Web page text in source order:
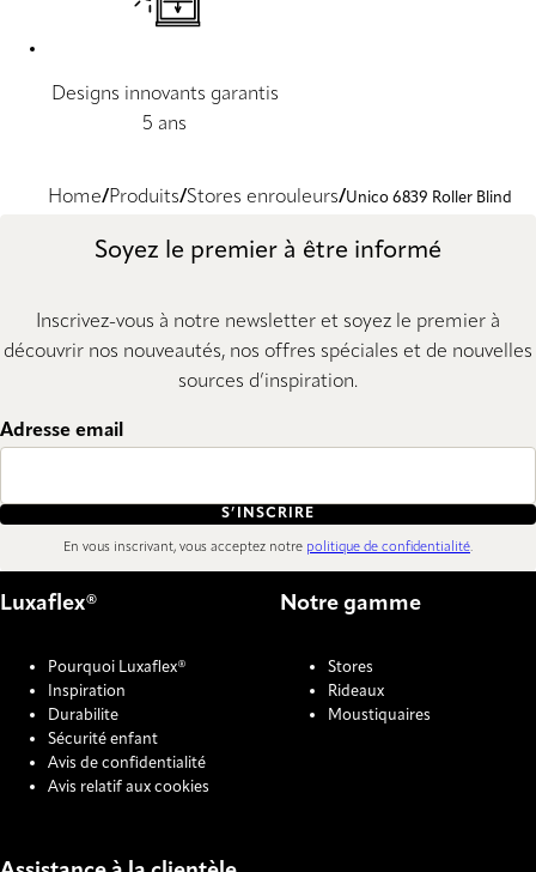
Designs innovants garantis
5 ans
Home Produits Stores enrouleurs Unico 6839 Roller Blind
Soyez le premier à être informé
Inscrivez-vous à notre newsletter et soyez le premier à
découvrir nos nouveautés, nos offres spéciales et de nouvelles
sources d’inspiration.
Adresse email
S’INSCRIRE
En vous inscrivant, vous acceptez notre politique de confidentialité.
Luxaflex®
Pourquoi Luxaflex®
Inspiration
Durabilite
Sécurité enfant
Avis de confidentialité
Avis relatif aux cookies
Notre gamme
Stores
Rideaux
Moustiquaires